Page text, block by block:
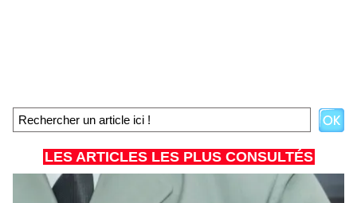
LES ARTICLES LES PLUS CONSULTÉS